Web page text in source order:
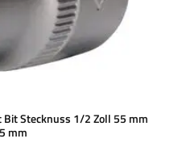
Stecknuss 1/2 Zoll 55 mm
mm